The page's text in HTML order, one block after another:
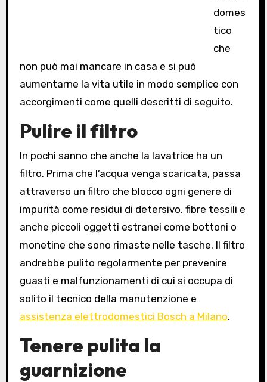
domes
tico
che
non può mai mancare in casa e si può
aumentarne la vita utile in modo semplice con
accorgimenti come quelli descritti di seguito.
Pulire il filtro
In pochi sanno che anche la lavatrice ha un
filtro. Prima che l’acqua venga scaricata, passa
attraverso un filtro che blocco ogni genere di
impurità come residui di detersivo, fibre tessili e
anche piccoli oggetti estranei come bottoni o
monetine che sono rimaste nelle tasche. Il filtro
andrebbe pulito regolarmente per prevenire
guasti e malfunzionamenti di cui si occupa di
solito il tecnico della manutenzione e
assistenza elettrodomestici Bosch a Milano.
Tenere pulita la
guarnizione